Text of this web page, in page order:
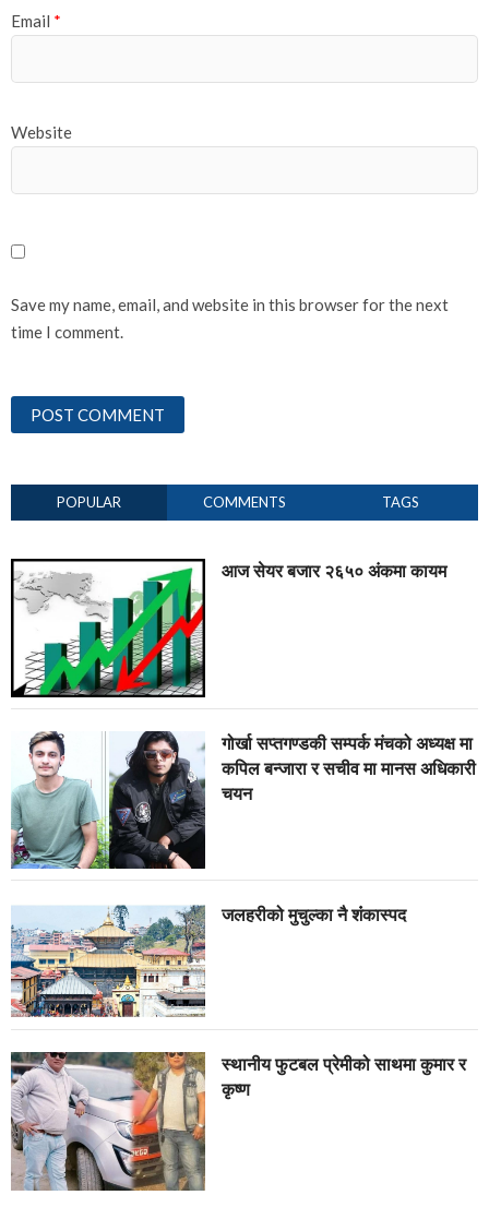
Email *
Website
Save my name, email, and website in this browser for the next
time I comment.
POPULAR COMMENTS TAGS
आज सेयर बजार २६५० अंकमा कायम
गोर्खा सप्तगण्डकी सम्पर्क मंचको अध्यक्ष मा
कपिल बन्जारा र सचीव मा मानस अधिकारी
चयन
जलहरीको मुचुल्का नै शंंकास्पद
स्थानीय फुटबल प्रेमीको साथमा कुमार र
कृष्ण